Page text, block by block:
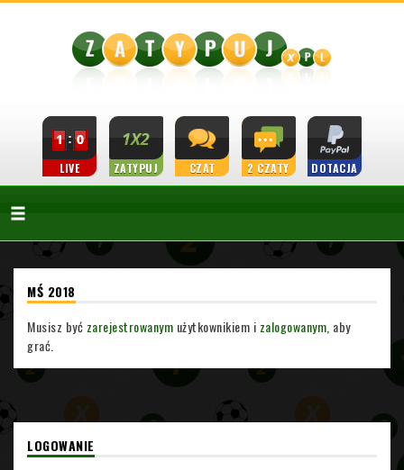
LIVE ZATYPUJ CZAT 2 CZATY DOTACJA
MŚ 2018
Musisz być zarejestrowanym użytkownikiem i zalogowanym , aby
grać.
LOGOWANIE